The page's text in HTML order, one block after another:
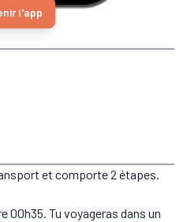
l'app
et comporte 2 étapes.
00h35. Tu voyageras dans un